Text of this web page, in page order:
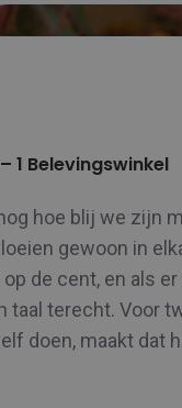
1 Belevingswinkel
hoe blij we zijn
gewoon in
de cent, en als
taal terecht. Voor
doen, maakt dat